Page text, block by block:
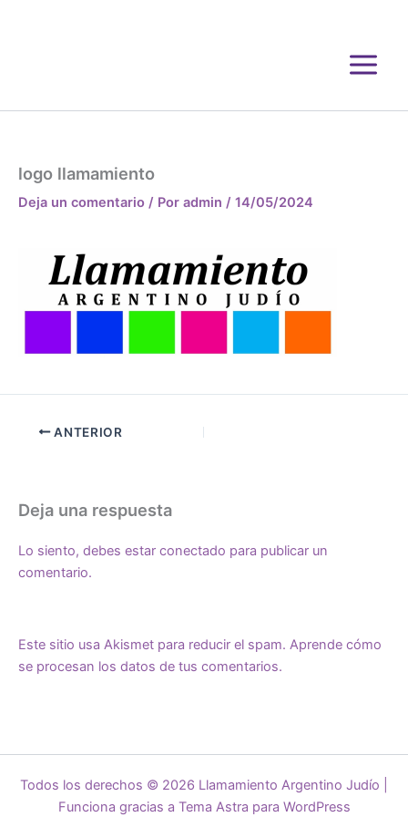
logo llamamiento
Deja un comentario / Por admin / 14/05/2024
ANTERIOR
Deja una respuesta
Lo siento, debes estar conectado para publicar un
comentario.
Este sitio usa Akismet para reducir el spam. Aprende cómo
se procesan los datos de tus comentarios.
Todos los derechos © 2026 Llamamiento Argentino Judío |
Funciona gracias a Tema Astra para WordPress